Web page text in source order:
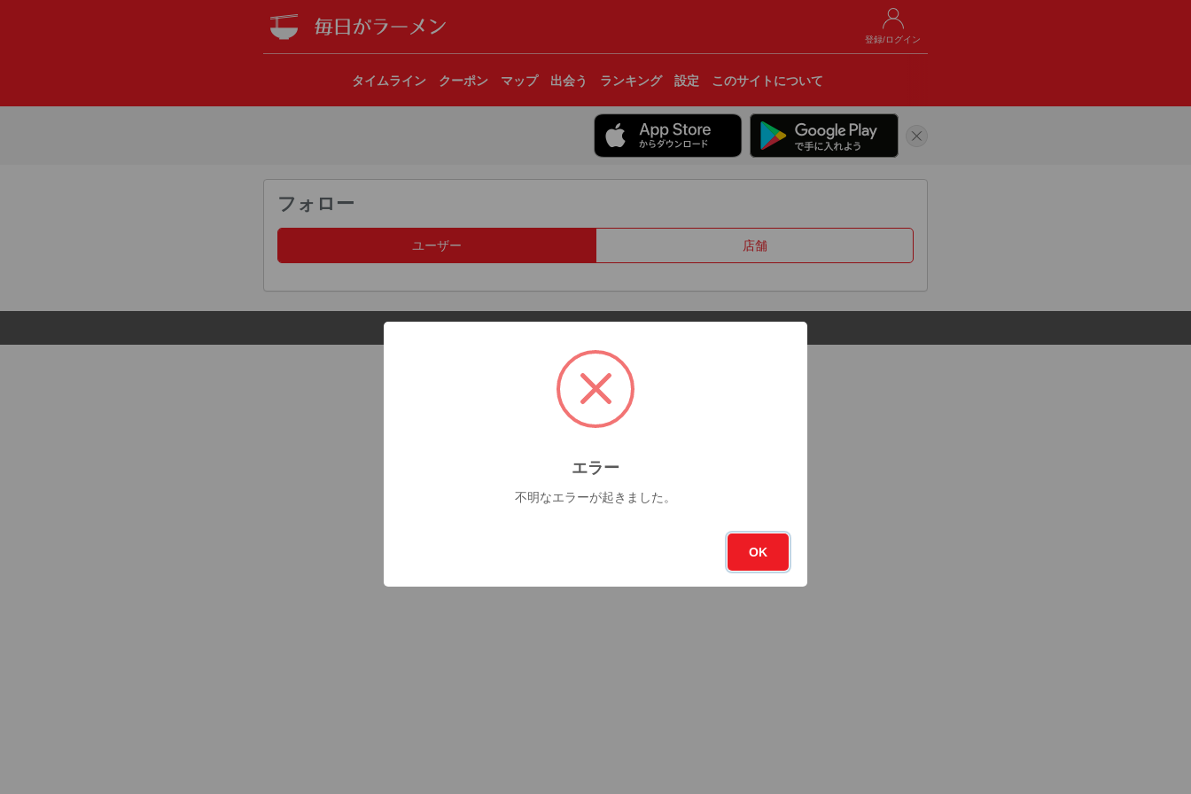
登録/ログイン
タイムライン クーポン マップ 出会う ランキング 設定 このサイトについて
フォロー
ユーザー 店舗
エラー
不明なエラーが起きました。
OK